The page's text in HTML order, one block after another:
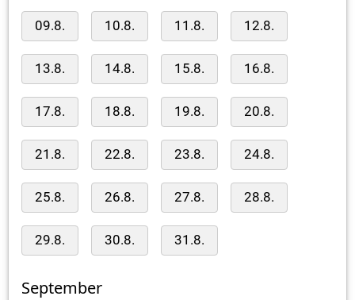
09.8. 10.8. 11.8. 12.8.
13.8. 14.8. 15.8. 16.8.
17.8. 18.8. 19.8. 20.8.
21.8. 22.8. 23.8. 24.8.
25.8. 26.8. 27.8. 28.8.
29.8. 30.8. 31.8.
September